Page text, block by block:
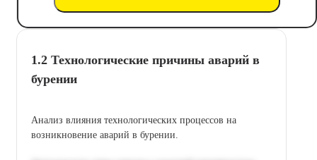
1.2 Технологические причины аварий в
бурении
Анализ влияния технологических процессов на
возникновение аварий в бурении.